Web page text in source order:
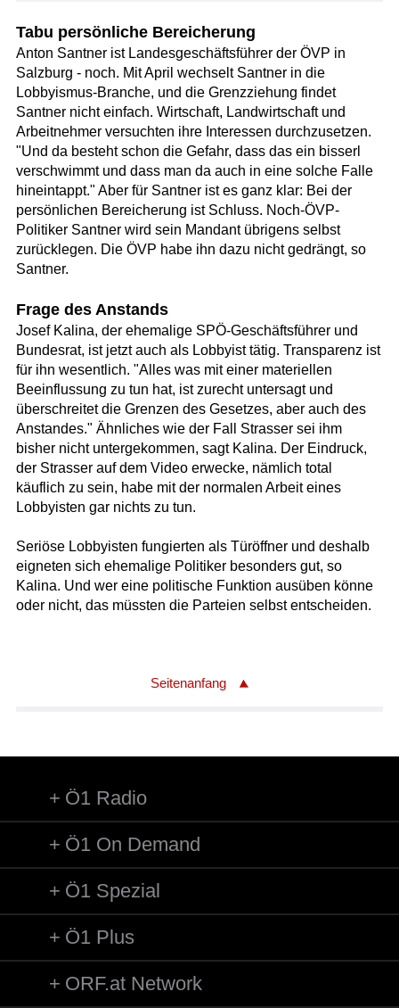
Tabu persönliche Bereicherung
Anton Santner ist Landesgeschäftsführer der ÖVP in
Salzburg - noch. Mit April wechselt Santner in die
Lobbyismus-Branche, und die Grenzziehung findet
Santner nicht einfach. Wirtschaft, Landwirtschaft und
Arbeitnehmer versuchten ihre Interessen durchzusetzen.
"Und da besteht schon die Gefahr, dass das ein bisserl
verschwimmt und dass man da auch in eine solche Falle
hineintappt." Aber für Santner ist es ganz klar: Bei der
persönlichen Bereicherung ist Schluss. Noch-ÖVP-
Politiker Santner wird sein Mandant übrigens selbst
zurücklegen. Die ÖVP habe ihn dazu nicht gedrängt, so
Santner.
Frage des Anstands
Josef Kalina, der ehemalige SPÖ-Geschäftsführer und
Bundesrat, ist jetzt auch als Lobbyist tätig. Transparenz ist
für ihn wesentlich. "Alles was mit einer materiellen
Beeinflussung zu tun hat, ist zurecht untersagt und
überschreitet die Grenzen des Gesetzes, aber auch des
Anstandes." Ähnliches wie der Fall Strasser sei ihm
bisher nicht untergekommen, sagt Kalina. Der Eindruck,
der Strasser auf dem Video erwecke, nämlich total
käuflich zu sein, habe mit der normalen Arbeit eines
Lobbyisten gar nichts zu tun.
Seriöse Lobbyisten fungierten als Türöffner und deshalb
eigneten sich ehemalige Politiker besonders gut, so
Kalina. Und wer eine politische Funktion ausüben könne
oder nicht, das müssten die Parteien selbst entscheiden.
Seitenanfang
Ö1 Radio
Ö1 On Demand
Ö1 Spezial
Ö1 Plus
ORF.at Network